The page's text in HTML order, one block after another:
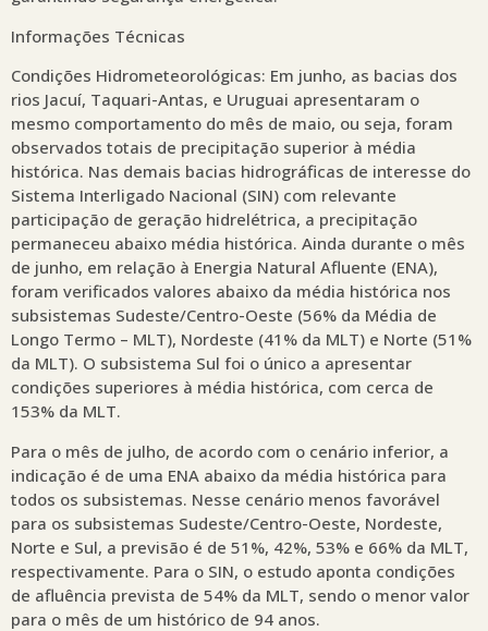
Informações Técnicas
Condições Hidrometeorológicas: Em junho, as bacias dos
rios Jacuí, Taquari-Antas, e Uruguai apresentaram o
mesmo comportamento do mês de maio, ou seja, foram
observados totais de precipitação superior à média
histórica. Nas demais bacias hidrográficas de interesse do
Sistema Interligado Nacional (SIN) com relevante
participação de geração hidrelétrica, a precipitação
permaneceu abaixo média histórica. Ainda durante o mês
de junho, em relação à Energia Natural Afluente (ENA),
foram verificados valores abaixo da média histórica nos
subsistemas Sudeste/Centro-Oeste (56% da Média de
Longo Termo – MLT), Nordeste (41% da MLT) e Norte (51%
da MLT). O subsistema Sul foi o único a apresentar
condições superiores à média histórica, com cerca de
153% da MLT.
Para o mês de julho, de acordo com o cenário inferior, a
indicação é de uma ENA abaixo da média histórica para
todos os subsistemas. Nesse cenário menos favorável
para os subsistemas Sudeste/Centro-Oeste, Nordeste,
Norte e Sul, a previsão é de 51%, 42%, 53% e 66% da MLT,
respectivamente. Para o SIN, o estudo aponta condições
de afluência prevista de 54% da MLT, sendo o menor valor
para o mês de um histórico de 94 anos.